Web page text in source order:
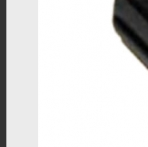
高压互锁线材